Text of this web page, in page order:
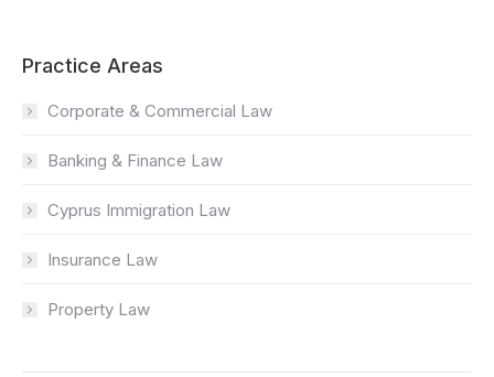
Practice Areas
Corporate & Commercial Law
Banking & Finance Law
Cyprus Immigration Law
Insurance Law
Property Law